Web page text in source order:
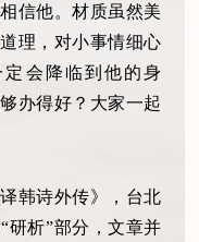
信他。材质虽然美
理，对小事情细心
会降临到他的身
办得好？大家一起
韩诗外传》，台北
研析”部分，文章并